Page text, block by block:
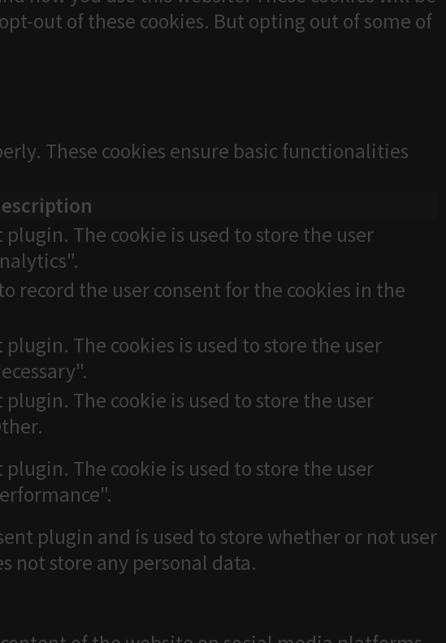
out of these cookies. But opting out of some of
These cookies ensure basic functionalities
plugin. The cookie is used to store the user
record the user consent for the cookies in the
plugin. The cookies is used to store the user
plugin. The cookie is used to store the user
plugin. The cookie is used to store the user
plugin and is used to store whether or not user
not store any personal data.